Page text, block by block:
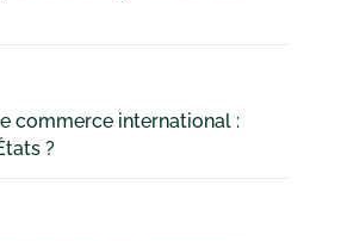
commerce international :
?